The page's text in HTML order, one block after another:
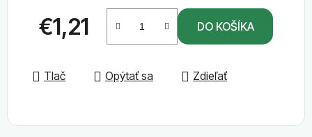
€1,21
Jednotková cena:
DO KOŠÍKA
Tlač Opýtať sa Zdieľať